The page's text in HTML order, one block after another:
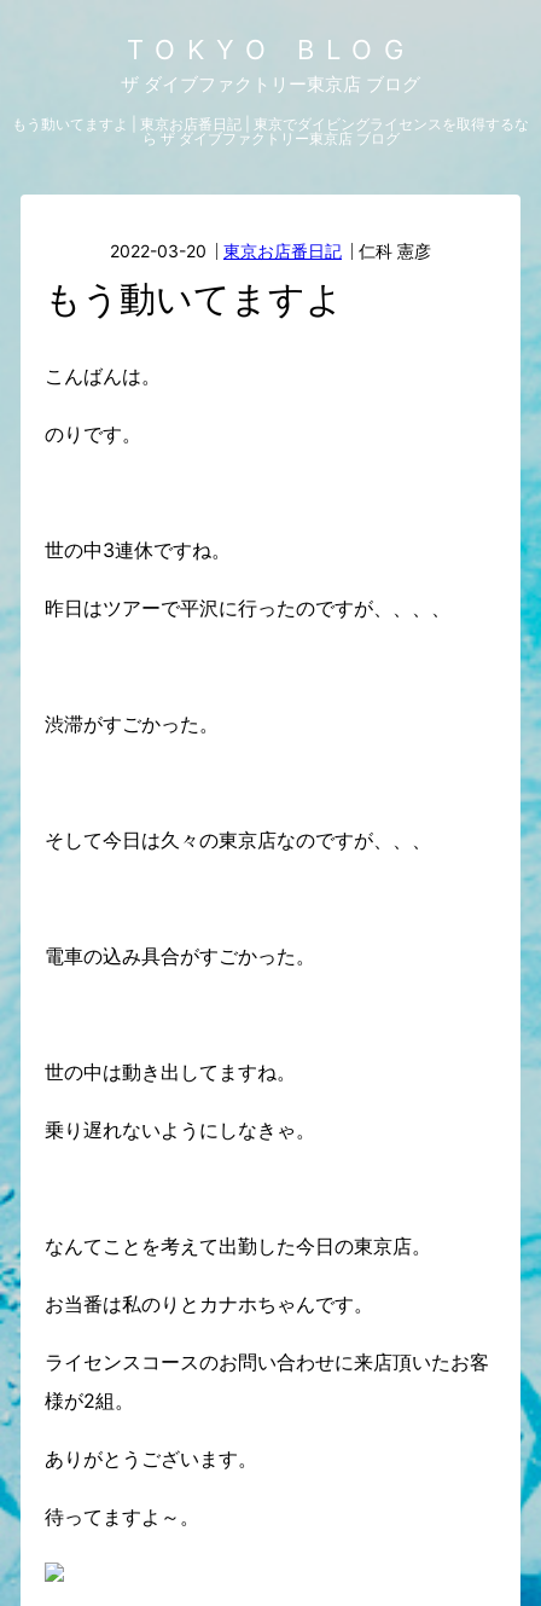
TOKYO BLOG
ザ ダイブファクトリー東京店 ブログ
もう動いてますよ | 東京お店番日記 | 東京でダイビングライセンスを取得するな
ら ザ ダイブファクトリー東京店 ブログ
2022-03-20 東京お店番日記 仁科 憲彦
もう動いてますよ
こんばんは。
のりです。
世の中3連休ですね。
昨日はツアーで平沢に行ったのですが、、、、
渋滞がすごかった。
そして今日は久々の東京店なのですが、、、
電車の込み具合がすごかった。
世の中は動き出してますね。
乗り遅れないようにしなきゃ。
なんてことを考えて出勤した今日の東京店。
お当番は私のりとカナホちゃんです。
ライセンスコースのお問い合わせに来店頂いたお客
様が2組。
ありがとうございます。
待ってますよ～。